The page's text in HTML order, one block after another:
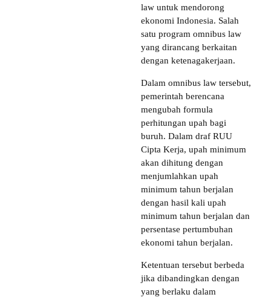
law untuk mendorong
ekonomi Indonesia. Salah
satu program omnibus law
yang dirancang berkaitan
dengan ketenagakerjaan.
Dalam omnibus law tersebut,
pemerintah berencana
mengubah formula
perhitungan upah bagi
buruh. Dalam draf RUU
Cipta Kerja, upah minimum
akan dihitung dengan
menjumlahkan upah
minimum tahun berjalan
dengan hasil kali upah
minimum tahun berjalan dan
persentase pertumbuhan
ekonomi tahun berjalan.
Ketentuan tersebut berbeda
jika dibandingkan dengan
yang berlaku dalam